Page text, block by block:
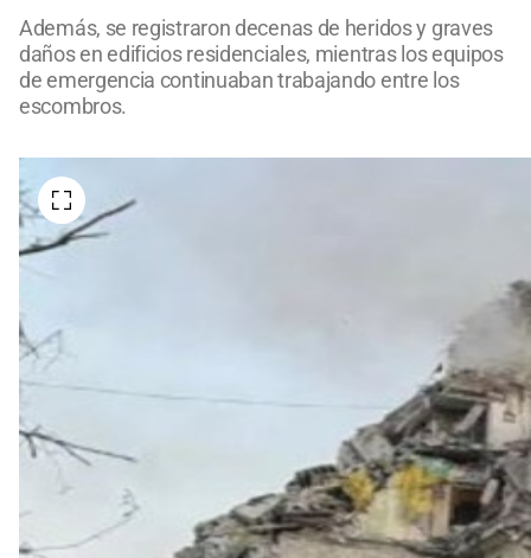
Además, se registraron decenas de heridos y graves
daños en edificios residenciales, mientras los equipos
de emergencia continuaban trabajando entre los
escombros.